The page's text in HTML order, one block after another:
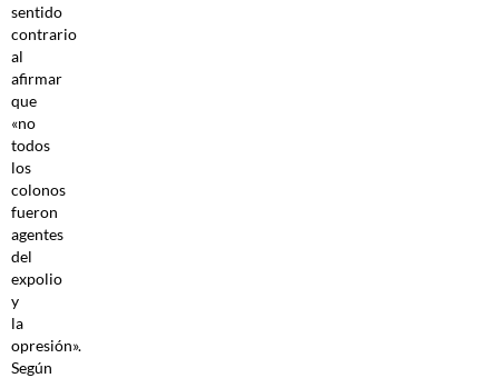
sentido
contrario
al
afirmar
que
«no
todos
los
colonos
fueron
agentes
del
expolio
y
la
opresión».
Según